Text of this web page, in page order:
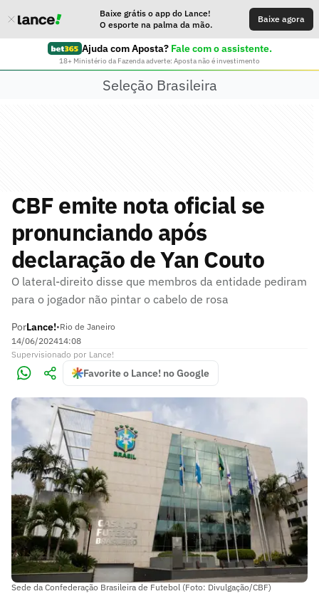
Baixe grátis o app do Lance!
O esporte na palma da mão.
Baixe agora
Ajuda com Aposta? Fale com o assistente.
18+ Ministério da Fazenda adverte: Aposta não é investimento
Seleção Brasileira
CBF emite nota oficial se
pronunciando após
declaração de Yan Couto
O lateral-direito disse que membros da entidade pediram
para o jogador não pintar o cabelo de rosa
PorLance!•Rio de Janeiro
14/06/202414:08
Supervisionado por Lance!
Favorite o Lance! no Google
Sede da Confederação Brasileira de Futebol (Foto: Divulgação/CBF)